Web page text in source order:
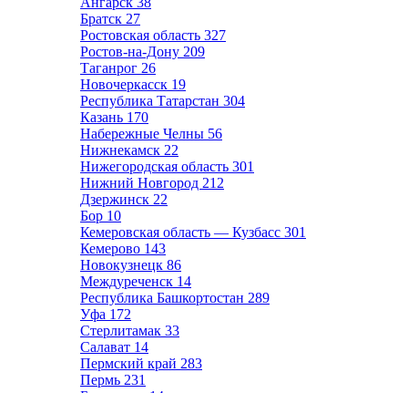
Братск 27
Ростовская область 327
Ростов-на-Дону 209
Таганрог 26
Новочеркасск 19
Республика Татарстан 304
Казань 170
Набережные Челны 56
Нижнекамск 22
Нижегородская область 301
Нижний Новгород 212
Дзержинск 22
Бор 10
Кемеровская область — Кузбасс 301
Кемерово 143
Новокузнецк 86
Междуреченск 14
Республика Башкортостан 289
Уфа 172
Стерлитамак 33
Салават 14
Пермский край 283
Пермь 231